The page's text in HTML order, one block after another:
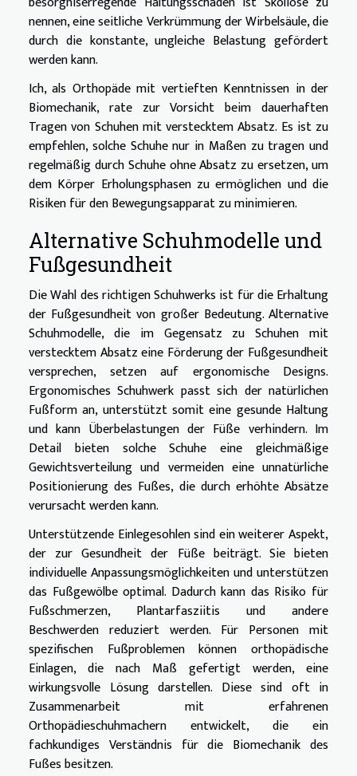
nennen, eine seitliche Verkrümmung der Wirbelsäule, die
durch die konstante, ungleiche Belastung gefördert
werden kann.
Ich, als Orthopäde mit vertieften Kenntnissen in der
Biomechanik, rate zur Vorsicht beim dauerhaften
Tragen von Schuhen mit verstecktem Absatz. Es ist zu
empfehlen, solche Schuhe nur in Maßen zu tragen und
regelmäßig durch Schuhe ohne Absatz zu ersetzen, um
dem Körper Erholungsphasen zu ermöglichen und die
Risiken für den Bewegungsapparat zu minimieren.
Alternative Schuhmodelle und
Fußgesundheit
Die Wahl des richtigen Schuhwerks ist für die Erhaltung
der Fußgesundheit von großer Bedeutung. Alternative
Schuhmodelle, die im Gegensatz zu Schuhen mit
verstecktem Absatz eine Förderung der Fußgesundheit
versprechen, setzen auf ergonomische Designs.
Ergonomisches Schuhwerk passt sich der natürlichen
Fußform an, unterstützt somit eine gesunde Haltung
und kann Überbelastungen der Füße verhindern. Im
Detail bieten solche Schuhe eine gleichmäßige
Gewichtsverteilung und vermeiden eine unnatürliche
Positionierung des Fußes, die durch erhöhte Absätze
verursacht werden kann.
Unterstützende Einlegesohlen sind ein weiterer Aspekt,
der zur Gesundheit der Füße beiträgt. Sie bieten
individuelle Anpassungsmöglichkeiten und unterstützen
das Fußgewölbe optimal. Dadurch kann das Risiko für
Fußschmerzen, Plantarfasziitis und andere
Beschwerden reduziert werden. Für Personen mit
spezifischen Fußproblemen können orthopädische
Einlagen, die nach Maß gefertigt werden, eine
wirkungsvolle Lösung darstellen. Diese sind oft in
Zusammenarbeit mit erfahrenen
Orthopädieschuhmachern entwickelt, die ein
fachkundiges Verständnis für die Biomechanik des
Fußes besitzen.